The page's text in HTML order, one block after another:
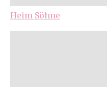
Heim Söhne